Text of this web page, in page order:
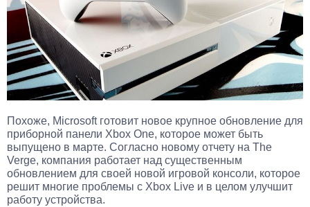
Похоже, Microsoft готовит новое крупное обновление для
приборной панели Xbox One, которое может быть
выпущено в марте. Согласно новому отчету на The
Verge, компания работает над существенным
обновлением для своей новой игровой консоли, которое
решит многие проблемы с Xbox Live и в целом улучшит
работу устройства.